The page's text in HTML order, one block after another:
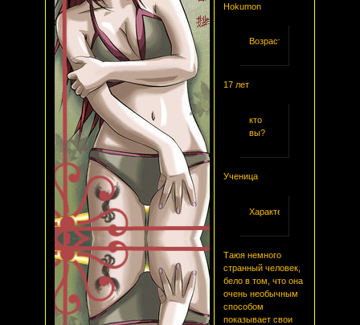
Hokumon
Возраст
17 лет
кто
вы?
Ученица
Характер
Таюя немного
странный человек,
бело в том, что она
очень необычным
способом
показывает свои